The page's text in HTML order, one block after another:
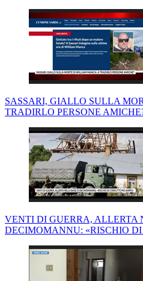
SASSARI, GIALLO SULLA
TRADIRLO PERSONE
VENTI DI GUERRA, ALLERTA
DECIMOMANNU: «RISCHIO